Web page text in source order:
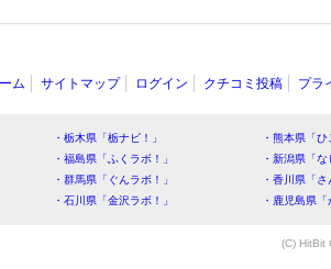
ム サイトマップ ログイン クチコミ投稿 プラ
・栃木県「栃ナビ！」
・熊本県「
・福島県「ふくラボ！」
・新潟県「
・群馬県「ぐんラボ！」
・香川県「
・石川県「金沢ラボ！」
・鹿児島県
(C) HitBit